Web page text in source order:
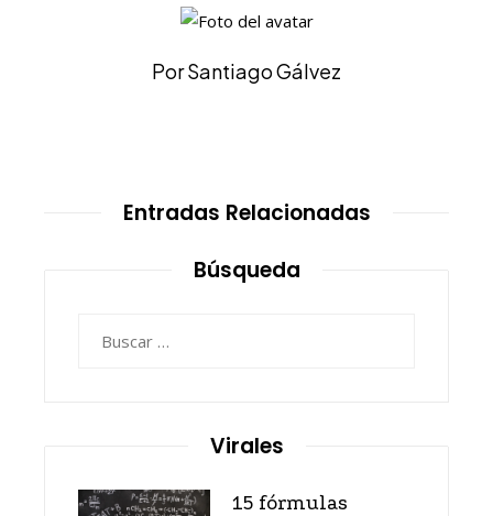
Por Santiago Gálvez
Entradas Relacionadas
Búsqueda
Virales
15 fórmulas